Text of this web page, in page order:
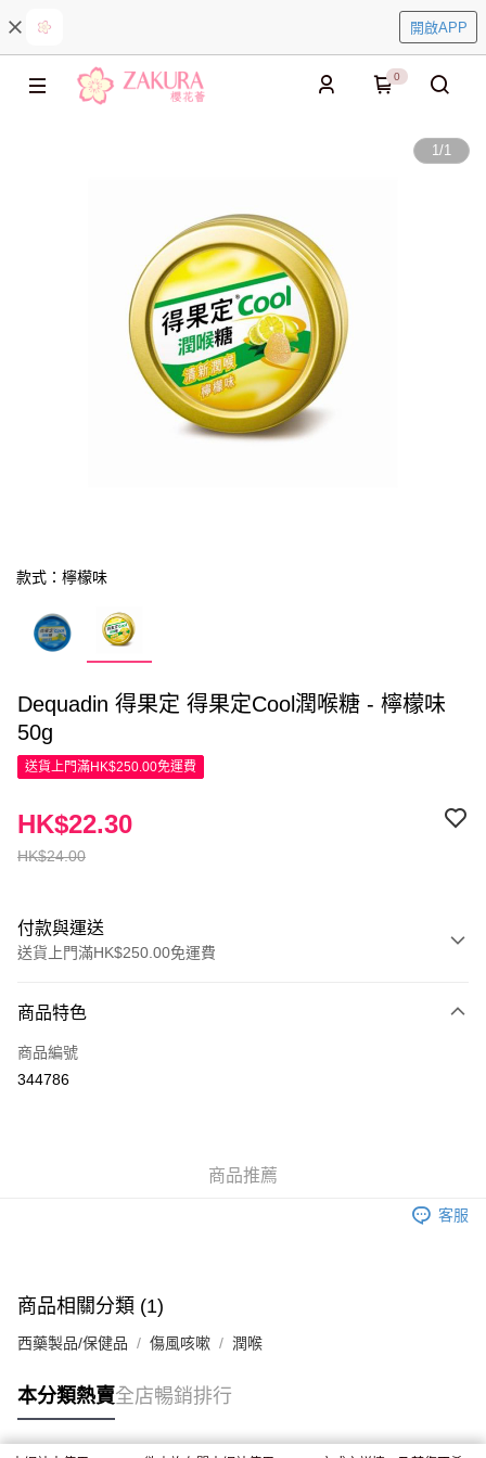
開啟APP
0
1/1
款式：檸檬味
Dequadin 得果定 得果定Cool潤喉糖 - 檸檬味
50g
送貨上門滿HK$250.00免運費
HK$24.00
HK$22.30
付款與運送
送貨上門滿HK$250.00免運費
信用卡
Apple Pay
付款後門市自取，訂單確認後2-4個工作天到店，7天內取。逾期後
商品特色
商品編號
344786
商品推薦
客服
商品相關分類 (1)
西藥製品/保健品 傷風咳嗽 潤喉
本分類熱賣全店暢銷排行